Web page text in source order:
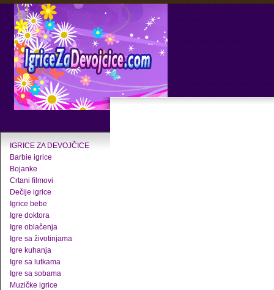
IGRICE ZA DEVOJČICE
Barbie igrice
Bojanke
Crtani filmovi
Dečije igrice
Igrice bebe
Igre doktora
Igre oblačenja
Igre sa životinjama
Igre kuhanja
Igre sa lutkama
Igre sa sobama
Muzičke igrice